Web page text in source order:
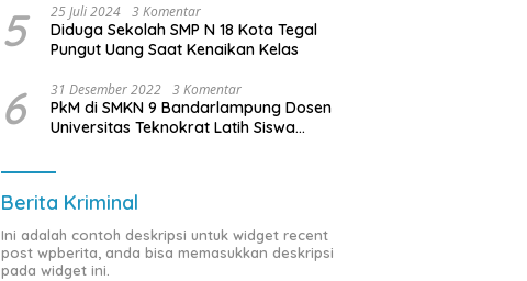
Dibayar
5 25 Juli 2024 3 Komentar
Diduga Sekolah SMP N 18 Kota Tegal
Pungut Uang Saat Kenaikan Kelas
6 31 Desember 2022 3 Komentar
PkM di SMKN 9 Bandarlampung Dosen
Universitas Teknokrat Latih Siswa
Berita Kriminal
Ini adalah contoh deskripsi untuk widget recent
post wpberita, anda bisa memasukkan deskripsi
pada widget ini.